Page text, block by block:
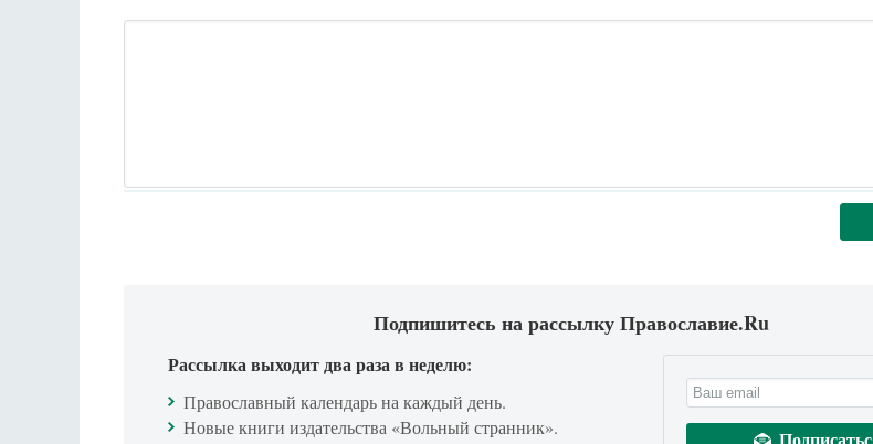
Подпишитесь на рассылку Православие.Ru
Рассылка выходит два раза в неделю:
Православный календарь на каждый день.
Новые книги издательства «Вольный странник».